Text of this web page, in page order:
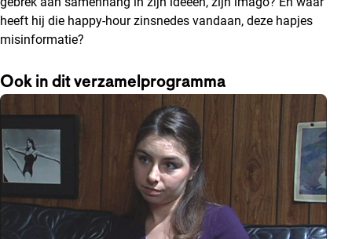
heeft hij die happy-hour zinsnedes vandaan, deze hapjes
misinformatie?
Ook in dit verzamelprogramma